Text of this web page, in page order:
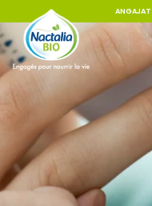
ANGAJAT